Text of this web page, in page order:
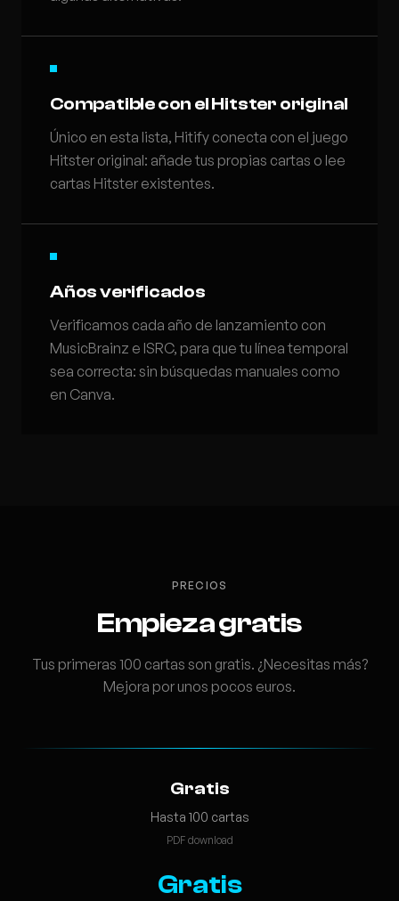
Compatible con el Hitster original
Único en esta lista, Hitify conecta con el juego
Hitster original: añade tus propias cartas o lee
cartas Hitster existentes.
Años verificados
Verificamos cada año de lanzamiento con
MusicBrainz e ISRC, para que tu línea temporal
sea correcta: sin búsquedas manuales como
en Canva.
PRECIOS
Empieza gratis
Tus primeras 100 cartas son gratis. ¿Necesitas más?
Mejora por unos pocos euros.
Gratis
Hasta 100 cartas
PDF download
Gratis